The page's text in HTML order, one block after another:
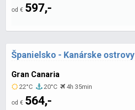
od € 597,-
Španielsko - Kanárske ostrovy
Gran Canaria
22°C 20°C 4h 35min
od € 564,-